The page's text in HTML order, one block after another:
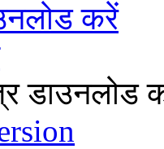
करें
डाउनलोड